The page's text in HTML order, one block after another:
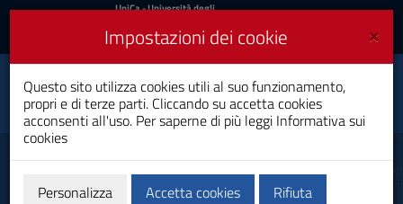
Vai
al
UniCa
Accedi
UniCa- Università degli
Accedi UniCA News
Toggle
navigation
Attività Motorie,
Preventive e Adattate
Laurea Magistrale
Coordinatore
×
Impostazioni dei cookie
Questo sito utilizza cookies utili al suo funzionamento,
propri e di terze parti. Cliccando su accetta cookies
acconsenti all'uso. Per saperne di più leggi Informativa sui
cookies
Personalizza Accetta cookies Rifiuta